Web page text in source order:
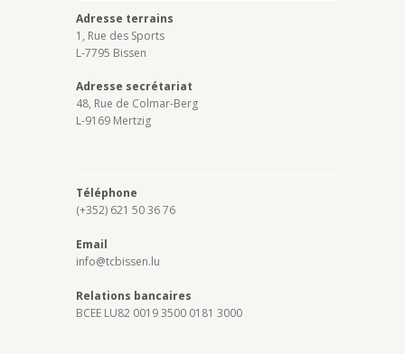
Adresse terrains
1, Rue des Sports
L-7795 Bissen
Adresse secrétariat
48, Rue de Colmar-Berg
L-9169 Mertzig
Téléphone
(+352) 621 50 36 76
Email
info@tcbissen.lu
Relations bancaires
BCEE LU82 0019 3500 0181 3000